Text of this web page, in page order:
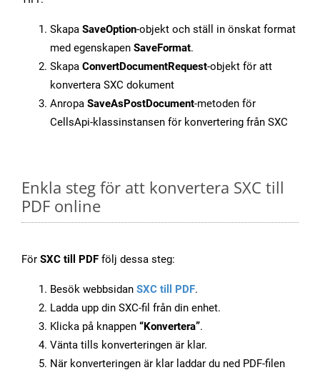
Skapa SaveOption-objekt och ställ in önskat format
med egenskapen SaveFormat.
Skapa ConvertDocumentRequest-objekt för att
konvertera SXC dokument
Anropa SaveAsPostDocument-metoden för
CellsApi-klassinstansen för konvertering från SXC
Enkla steg för att konvertera SXC till
PDF online
För SXC till PDF följ dessa steg:
Besök webbsidan SXC till PDF.
Ladda upp din SXC-fil från din enhet.
Klicka på knappen “Konvertera”.
Vänta tills konverteringen är klar.
När konverteringen är klar laddar du ned PDF-filen